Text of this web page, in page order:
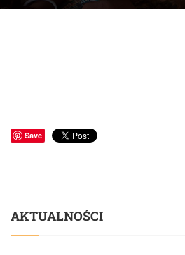
Save
AKTUALNOŚCI